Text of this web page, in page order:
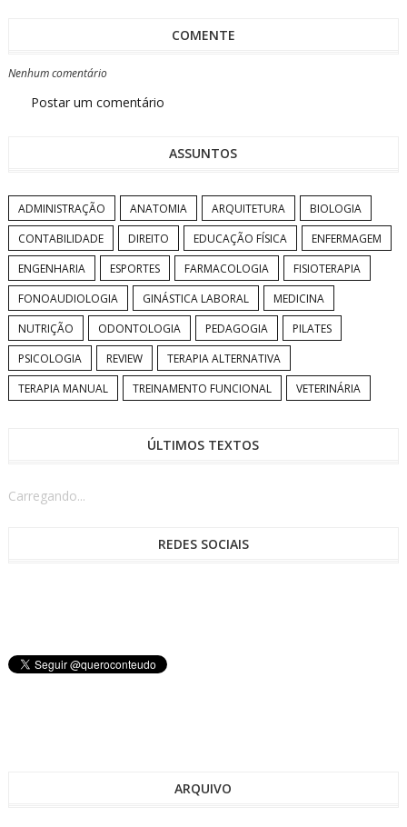
COMENTE
Nenhum comentário
Postar um comentário
ASSUNTOS
ADMINISTRAÇÃO ANATOMIA ARQUITETURA
BIOLOGIA
CONTABILIDADE
DIREITO EDUCAÇÃO FÍSICA
ENFERMAGEM
ENGENHARIA
ESPORTES FARMACOLOGIA
FISIOTERAPIA
FONOAUDIOLOGIA
GINÁSTICA LABORAL
MEDICINA
NUTRIÇÃO
ODONTOLOGIA PEDAGOGIA
PILATES
PSICOLOGIA
REVIEW
TERAPIA ALTERNATIVA
TERAPIA MANUAL
TREINAMENTO FUNCIONAL VETERINÁRIA
ÚLTIMOS TEXTOS
Carregando...
REDES SOCIAIS
ARQUIVO